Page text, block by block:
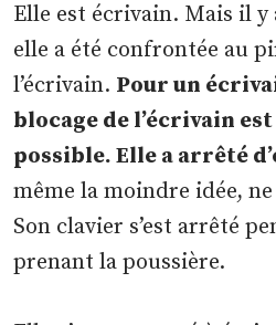
Elle est écrivain. Mais il y
elle a été confrontée au
l’écrivain. Pour un
blocage de l’écrivain
possible. Elle a arrêté
même la moindre idée,
Son clavier s’est arrêté
prenant la poussière.